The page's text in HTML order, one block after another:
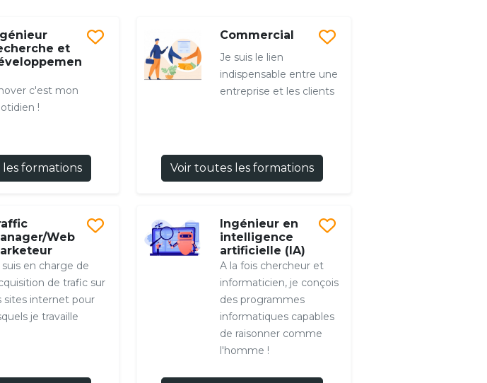
et
c'est mon
!
formations
Commercial
Je suis le lien
indispensable entre une
entreprise et les clients
Voir toutes les formations
Web
suis en charge de
de trafic sur
sites internet pour
je travaille
Ingénieur en
intelligence
artificielle (IA)
A la fois chercheur et
informaticien, je conçois
des programmes
informatiques capables
de raisonner comme
l'homme !